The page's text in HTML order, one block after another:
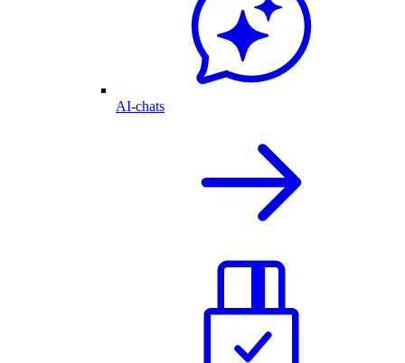
AI-chats